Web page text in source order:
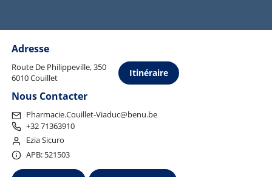
Adresse
Route De Philippeville, 350
6010 Couillet
Itinéraire
Nous Contacter
Pharmacie.Couillet-Viaduc@benu.be
+32 71363910
Ezia Sicuro
APB: 521503